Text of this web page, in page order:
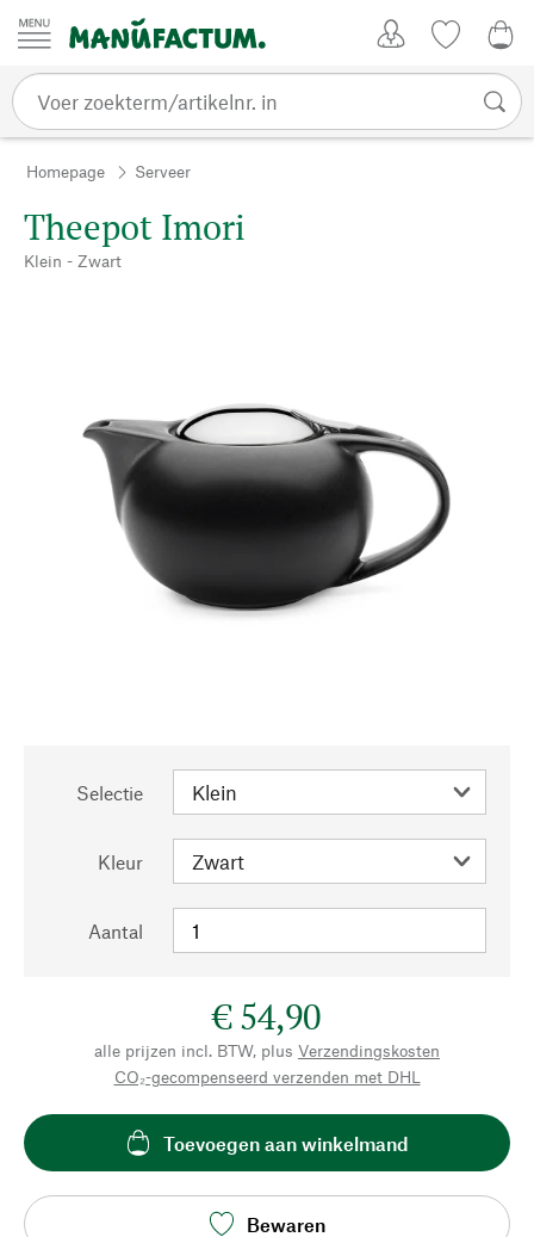
Passer au contenu
Homepage Serveer
Theepot Imori
Klein - Zwart
Selectie
Kleur
Aantal
€ 54,90
alle prijzen incl. BTW, plus Verzendingskosten
CO₂-gecompenseerd verzenden met DHL
Toevoegen aan winkelmand
Bewaren